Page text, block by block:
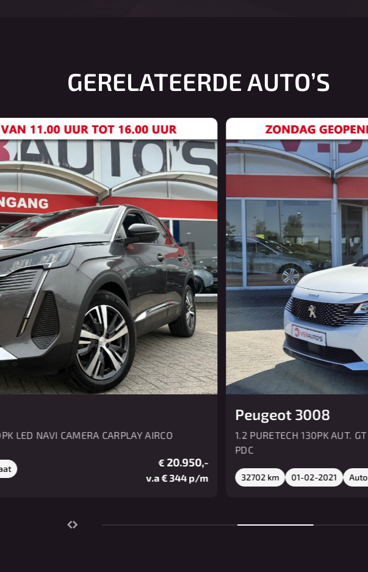
GERELATEERDE AUTO’S
LED NAVI CAMERA CARPLAY AIRCO
€20.950,-
v.a € 344 p/m
Peugeot 3008
1.2 PURETECH 130PK AUT.
PDC
32702 km 01-02-2021